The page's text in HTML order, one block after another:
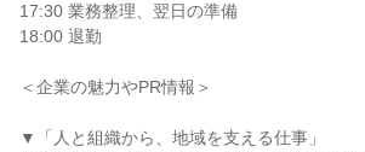
17:30 業務整理、翌日の準備
18:00 退勤
＜企業の魅力やPR情報＞
▼「人と組織から、地域を支える仕事」